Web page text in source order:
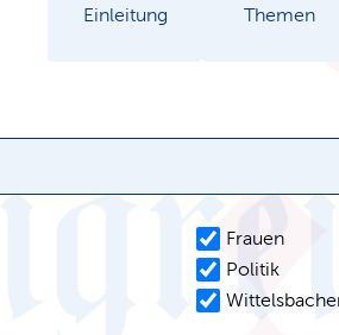
Einleitung Themen
Frauen
Politik